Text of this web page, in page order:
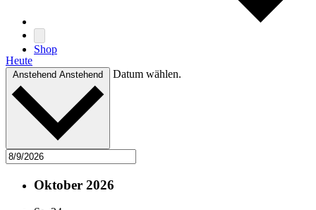
Shop
Suche
Heute
Anstehend Anstehend Datum wählen.
Oktober 2026